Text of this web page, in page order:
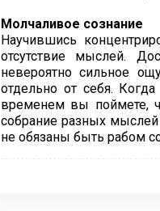
Молчаливое сознание
Научившись
отсутствие мыслей.
невероятно сильное
отдельно от себя.
временем вы поймете,
собрание разных
не обязаны быть рабом